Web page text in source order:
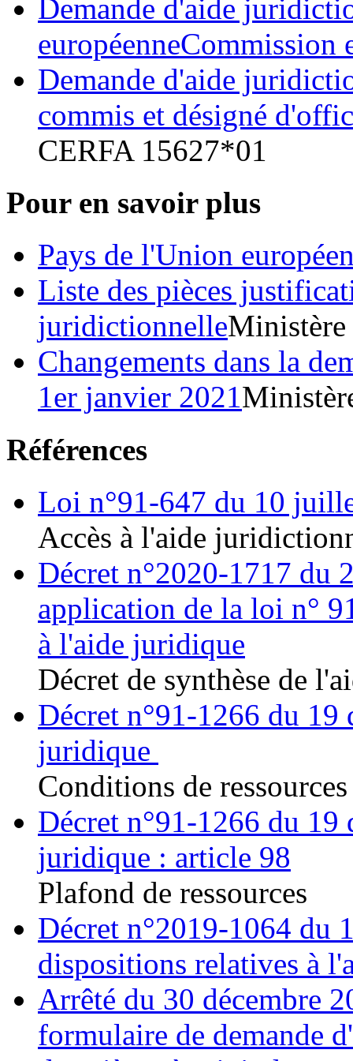
Demande d'aide
européenneCommission
Demande d'aide
commis et désigné
CERFA 15627*01
Pour en savoir plus
Pays de l'Union
Liste des pièces
juridictionnelleMinistère
Changements dans la
1er janvier 2021
Références
Loi n°91-647 du 10
Accès à l'aide
Décret n°2020-1717 du
application de la loi n°
à l'aide juridique
Décret de synthèse de
Décret n°91-1266 du 19
juridique
Conditions de
Décret n°91-1266 du 19
juridique : article 98
Plafond de ressources
Décret n°2019-1064 du
dispositions relatives à
Arrêté du 30 décembre
formulaire de demande